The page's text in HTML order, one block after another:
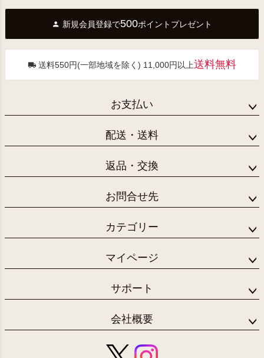
へ
新規会員登録で500ポイントプレゼント
送料550円(一部地域を除く) 11,000円以上送料無料
お支払い
配送・送料
返品・交換
お問合せ先
カテゴリー
マイページ
サポート
会社概要